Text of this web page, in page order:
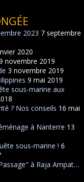
2023 7 septembre
2020
novembre 2019
3 novembre 2019
9 mai 2019
sous-marine aux
? Nos conseils 16 mai
à Nanterre 13
sous-marine ! 6
à Raja Ampat…